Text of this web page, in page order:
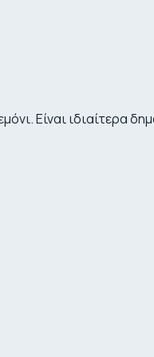
Είναι ιδιαίτερα